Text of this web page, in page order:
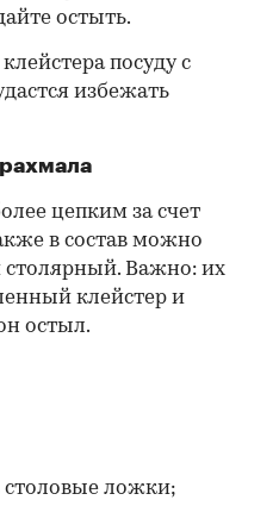
остыть.
посуду с
избежать
цепким за счет
в состав можно
столярный. Важно: их
клейстер и
остыл.
ложки;